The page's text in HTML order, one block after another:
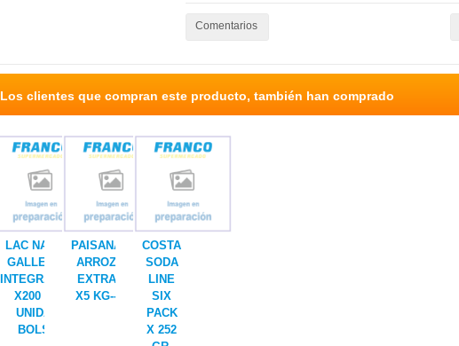
Comentarios
Los clientes que compran este producto, también han comprado
LAC NATUR
GALLETAS
INTEGRALES
X200 GR
UNIDAD
BOLSA
PAISANA
ARROZ
EXTRA
X5 KG--
COSTA
SODA
LINE
SIX
PACK
X 252